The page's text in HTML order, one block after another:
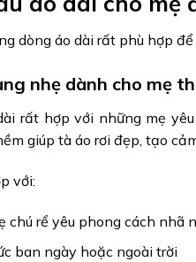
dòng áo dài rất phù hợp để
nhẹ dành cho mẹ
rất hợp với những mẹ
giúp tà áo rơi đẹp, tạo
với:
chú rể yêu phong cách nhã
ban ngày hoặc ngoài trời